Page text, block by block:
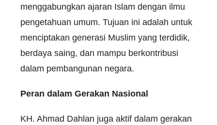
menggabungkan ajaran Islam dengan ilmu
pengetahuan umum. Tujuan ini adalah untuk
menciptakan generasi Muslim yang terdidik,
berdaya saing, dan mampu berkontribusi
dalam pembangunan negara.
Peran dalam Gerakan Nasional
KH. Ahmad Dahlan juga aktif dalam gerakan